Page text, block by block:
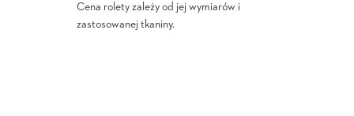
Cena rolety zależy od jej wymiarów i
zastosowanej tkaniny.